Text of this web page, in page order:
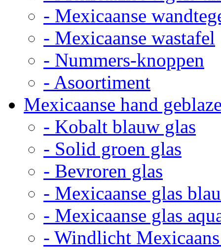
- Mexicaanse
- Mexicaanse wastafel
- Nummers-knoppen
- Asoortiment
Mexicaanse hand
- Kobalt blauw glas
- Solid groen glas
- Bevroren glas
- Mexicaanse glas
- Mexicaanse glas
- Windlicht